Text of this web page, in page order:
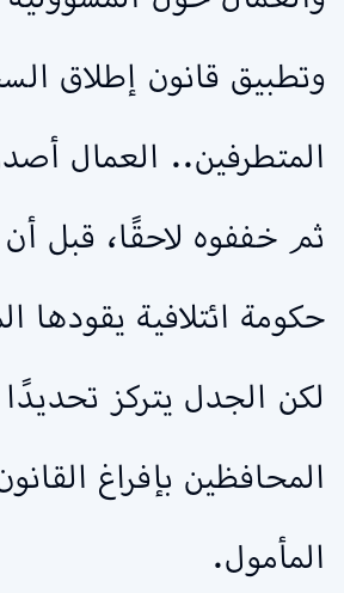
وتطبيق قانون إطلاق
المتطرفين.. العمال
ثم خففوه لاحقًا، قبل
حكومة ائتلافية يقودها
لكن الجدل يتركز
المحافظين بإفراغ
المأمول.